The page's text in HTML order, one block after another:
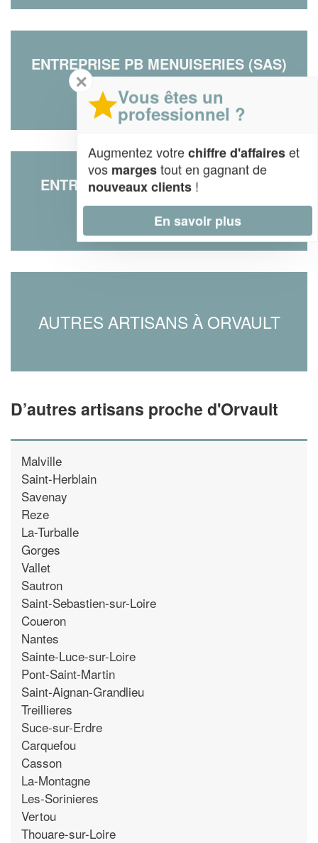
ENTREPRISE PB MENUISERIES (SAS)
44700 Orvault
ENTREPRISE HAMON BOIS (SARL)
20 Rue De La Conraie
44700 Orvault
AUTRES ARTISANS À ORVAULT
D’autres artisans proche d'Orvault
Malville
Saint-Herblain
Savenay
Reze
La-Turballe
Gorges
Vallet
Sautron
Saint-Sebastien-sur-Loire
Coueron
Nantes
Sainte-Luce-sur-Loire
Pont-Saint-Martin
Saint-Aignan-Grandlieu
Treillieres
Suce-sur-Erdre
Carquefou
Casson
La-Montagne
Les-Sorinieres
Vertou
Thouare-sur-Loire
✕
Vous êtes un
professionnel ?
Augmentez votrechiffre d'affaireset
vos margestout en gagnant de
nouveaux clients !
En savoir plus